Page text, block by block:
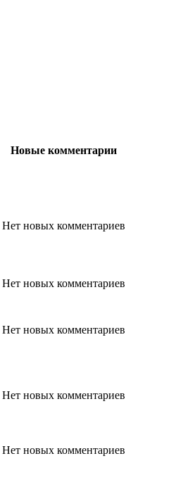
Новые комментарии
Нет новых комментариев
Нет новых комментариев
Нет новых комментариев
Нет новых комментариев
Нет новых комментариев